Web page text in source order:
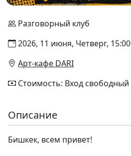
Разговорный клуб
2026, 11 июня, Четверг, 15:00
Арт-кафе DARI
Стоимость: Вход свободный
Описание
Бишкек, всем привет!